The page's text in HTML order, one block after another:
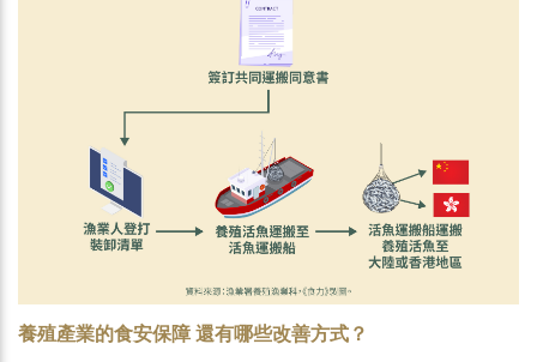
養殖產業的食安保障 還有哪些改善方式？